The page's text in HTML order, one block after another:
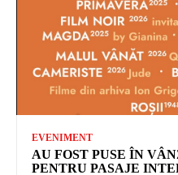
EVENIMENT
AU FOST PUSE ÎN
PENTRU PASAJE